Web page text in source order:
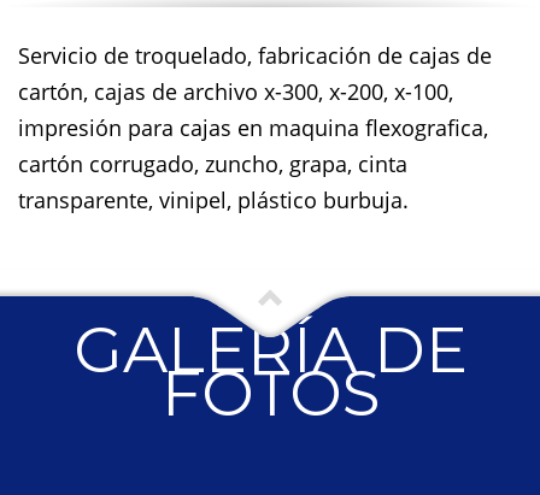
Servicio de troquelado, fabricación de cajas de
cartón, cajas de archivo x-300, x-200, x-100,
impresión para cajas en maquina flexografica,
cartón corrugado, zuncho, grapa, cinta
transparente, vinipel, plástico burbuja.
GALERÍA DE
FOTOS